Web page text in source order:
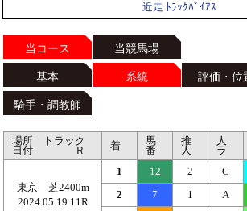
近走 ﾄﾗｯｸﾊﾞｲｱｽ
当コース 当競馬場
基本 系統 評価・位
騎手・調教師
場所 トラック
日付 Ｒ
着
馬
番
推
人
人
ラ
東京 芝2400m
2024.05.19 11R
1 12 2 C
2 7 1 A